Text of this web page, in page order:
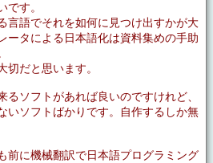
です。
言語でそれを如何に見つけ出すかが大
ータによる日本語化は資料集めの手助
切だと思います。
るソフトがあれば良いのですけれど、
いソフトばかりです。自作するしか無
前に機械翻訳で日本語プログラミング